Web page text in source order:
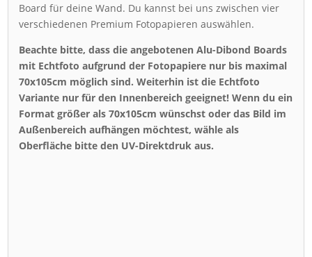
Board für deine Wand. Du kannst bei uns zwischen vier
verschiedenen Premium Fotopapieren auswählen.
Beachte bitte, dass die angebotenen Alu-Dibond Boards
mit Echtfoto aufgrund der Fotopapiere nur bis maximal
70x105cm möglich sind. Weiterhin ist die Echtfoto
Variante nur für den Innenbereich geeignet! Wenn du ein
Format größer als 70x105cm wünschst oder das Bild im
Außenbereich aufhängen möchtest, wähle als
Oberfläche bitte den UV-Direktdruk aus.